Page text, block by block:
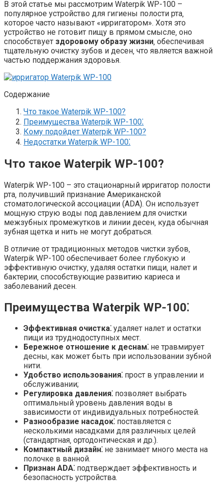
В этой статье мы рассмотрим Waterpik WP-100 –
популярное устройство для гигиены полости рта‚
которое часто называют «ирригатором». Хотя это
устройство не готовит пищу в прямом смысле‚ оно
способствует здоровому образу жизни‚ обеспечивая
тщательную очистку зубов и десен‚ что является важной
частью поддержания здоровья.
Содержание
Что такое Waterpik WP-100?
Преимущества Waterpik WP-100⁚
Кому подойдет Waterpik WP-100?
Недостатки Waterpik WP-100⁚
Что такое Waterpik WP-100?
Waterpik WP-100 – это стационарный ирригатор полости
рта‚ получивший признание Американской
стоматологической ассоциации (ADA). Он использует
мощную струю воды под давлением для очистки
межзубных промежутков и линии десен‚ куда обычная
зубная щетка и нить не могут добраться.
В отличие от традиционных методов чистки зубов‚
Waterpik WP-100 обеспечивает более глубокую и
эффективную очистку‚ удаляя остатки пищи‚ налет и
бактерии‚ способствующие развитию кариеса и
заболеваний десен.
Преимущества Waterpik WP-100⁚
Эффективная очистка⁚ удаляет налет и остатки
пищи из труднодоступных мест.
Бережное отношение к деснам⁚ не травмирует
десны‚ как может быть при использовании зубной
нити.
Удобство использования⁚ прост в управлении и
обслуживании;
Регулировка давления⁚ позволяет выбрать
оптимальный уровень давления воды в
зависимости от индивидуальных потребностей.
Разнообразие насадок⁚ поставляется с
несколькими насадками для различных целей
(стандартная‚ ортодонтическая и др.).
Компактный дизайн⁚ не занимает много места на
полочке в ванной.
Признан ADA⁚ подтверждает эффективность и
безопасность устройства.